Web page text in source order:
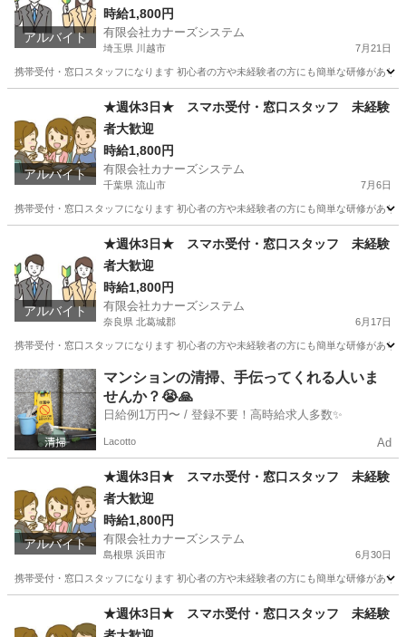
アルバイト
時給1,800円
有限会社カナーズシステム
埼玉県 川越市 7月21日
携帯受付・窓口スタッフになります 初心者の方や未経験者の方にも簡単な研修があ
携帯ショップ スタッフ
アルバイト
★週休3日★ スマホ受付・窓口スタッフ 未経験
者大歓迎
時給1,800円
有限会社カナーズシステム
千葉県 流山市 7月6日
携帯受付・窓口スタッフになります 初心者の方や未経験者の方にも簡単な研修があ
携帯ショップ
アルバイト
★週休3日★ スマホ受付・窓口スタッフ 未経験
者大歓迎
時給1,800円
有限会社カナーズシステム
奈良県 北葛城郡 6月17日
携帯受付・窓口スタッフになります 初心者の方や未経験者の方にも簡単な研修があ
奈良 北葛城郡 携帯ショップ 時給
マンションの清掃、手伝ってくれる人いま
せんか？😭🙏
日給例1万円〜 / 登録不要！高時給求人多数✨
Lacotto Ad
アルバイト
★週休3日★ スマホ受付・窓口スタッフ 未経験
者大歓迎
時給1,800円
有限会社カナーズシステム
島根県 浜田市 6月30日
携帯受付・窓口スタッフになります 初心者の方や未経験者の方にも簡単な研修があ
携帯ショップ スタッフ
★週休3日★ スマホ受付・窓口スタッフ 未経験